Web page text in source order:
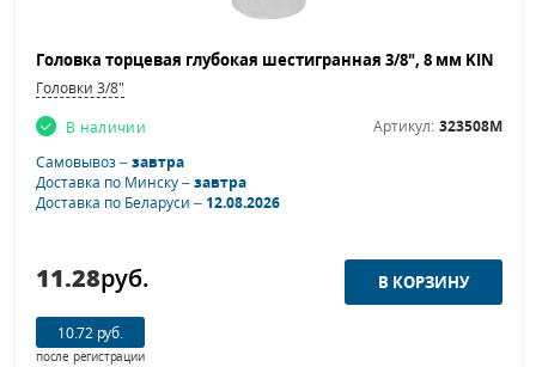
Головки 3/8"
В наличии
Артикул: 323508M
Самовывоз –завтра
Доставка по Минску –завтра
Доставка по Беларуси –12.08.2026
11.28руб.
10.72 руб.
после регистрации